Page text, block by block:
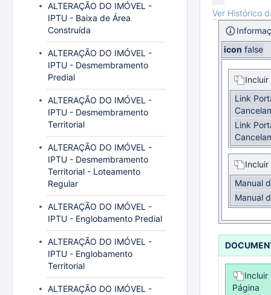
Ver Histórico
icon false
Incluir
Link
Link
Incluir
Manual
Manual
Incluir
Página
ALTERAÇÃO DO IMÓVEL -
IPTU - Baixa de Área
Construída
ALTERAÇÃO DO IMÓVEL -
IPTU - Desmembramento
Predial
ALTERAÇÃO DO IMÓVEL -
IPTU - Desmembramento
Territorial
ALTERAÇÃO DO IMÓVEL -
IPTU - Desmembramento
Territorial - Loteamento
Regular
ALTERAÇÃO DO IMÓVEL -
IPTU - Englobamento Predial
ALTERAÇÃO DO IMÓVEL -
IPTU - Englobamento
Territorial
ALTERAÇÃO DO IMÓVEL -